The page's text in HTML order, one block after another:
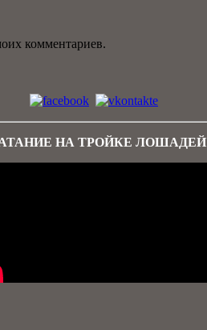
комментариев.
НА ТРОЙКЕ ЛОШАДЕЙ